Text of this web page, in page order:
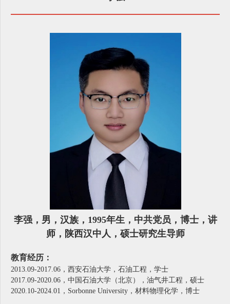
李强，男，汉族，1995年生，中共党员，博士，讲
师，陕西汉中人，硕士研究生导师
教育经历：
2013.09-2017.06，西安石油大学，石油工程，学士
2017.09-2020.06，中国石油大学（北京），油气井工程，硕士
2020.10-2024.01， Sorbonne University ，材料物理化学，博士